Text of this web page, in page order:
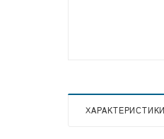
ХАРАКТЕРИСТИКИ